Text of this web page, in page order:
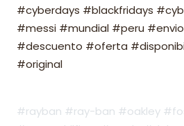
#cyberdays #blackfridays
#messi #mundial #peru
#descuento #oferta
#original
#rayban #ray-ban #oakley